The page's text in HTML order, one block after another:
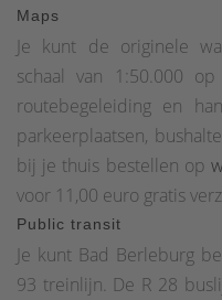
Maps
Je kunt de originele
schaal van 1:50.000
routebegeleiding en
parkeerplaatsen,
bij je thuis bestellen op
voor 11,00 euro gratis
Public transit
Je kunt Bad Berleburg
93 treinlijn. De R 28